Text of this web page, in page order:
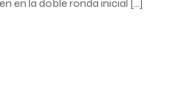
en la doble ronda inicial […]